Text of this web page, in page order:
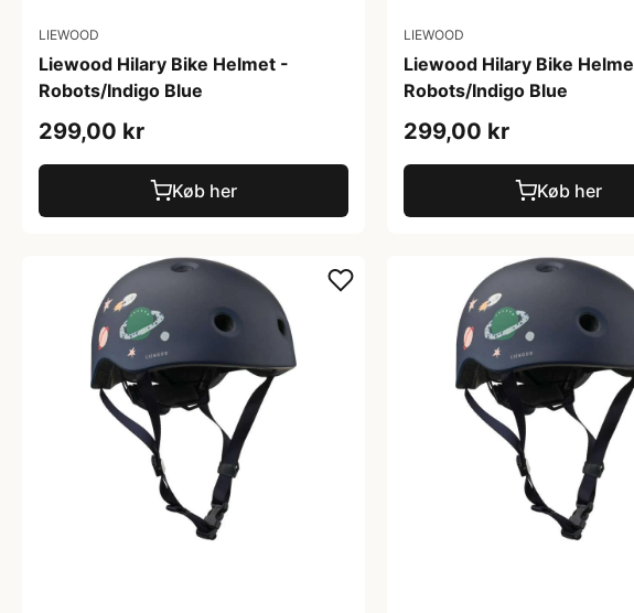
LIEWOOD
Liewood Hilary Bike Helmet -
Robots/Indigo Blue
299,00 kr
Køb her
LIEWOOD
Liewood Hilary Bike
Robots/Indigo Blue
299,00 kr
Køb her